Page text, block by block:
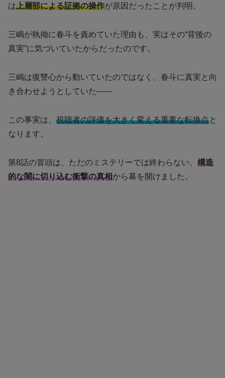
は上層部による証拠の操作が原因だったことが判明。
三嶋が執拗に春斗を責めていた理由も、実はその“背後の
真実”に気づいていたからだったのです。
三嶋は復讐心から動いていたのではなく、春斗に真実と向
き合わせようとしていた――
この事実は、 視聴者の評価を大きく変える重要な転換点と
なります。
第8話の冒頭は、ただのミステリーでは終わらない、 構造
的な闇に切り込む衝撃の真相から幕を開けました。